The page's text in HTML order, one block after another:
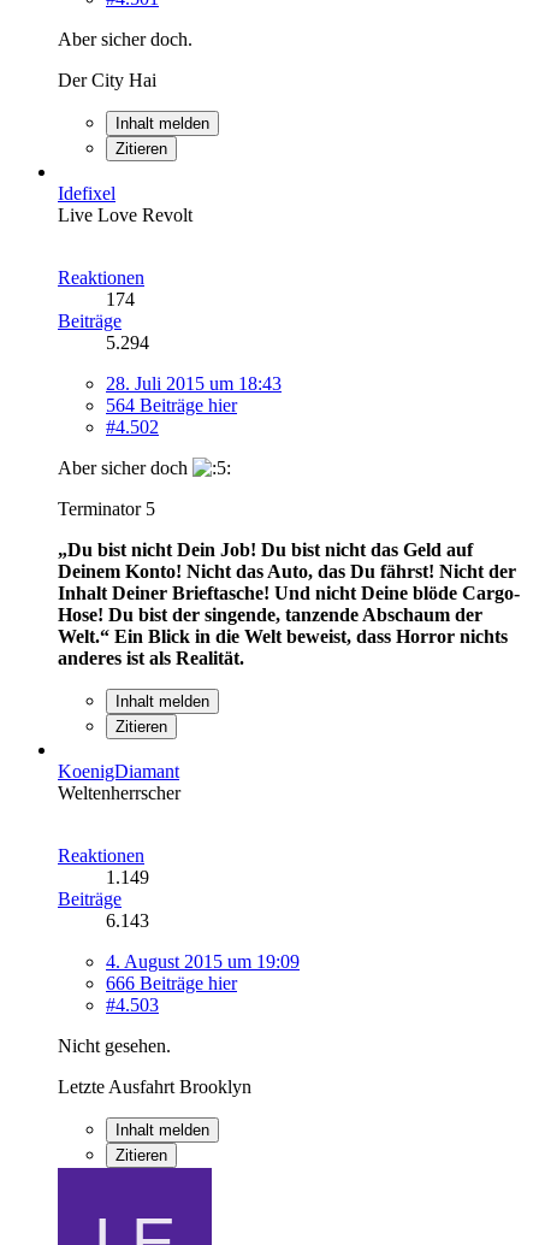
Aber sicher doch.
Der City Hai
Inhalt melden
Zitieren
Idefixel
Live Love Revolt
Reaktionen
174
Beiträge
5.294
28. Juli 2015 um 18:43
564 Beiträge hier
#4.502
Aber sicher doch
Terminator 5
„Du bist nicht Dein Job! Du bist nicht das Geld auf
Deinem Konto! Nicht das Auto, das Du fährst! Nicht der
Inhalt Deiner Brieftasche! Und nicht Deine blöde Cargo-
Hose! Du bist der singende, tanzende Abschaum der
Welt.“ Ein Blick in die Welt beweist, dass Horror nichts
anderes ist als Realität.
Inhalt melden
Zitieren
KoenigDiamant
Weltenherrscher
Reaktionen
1.149
Beiträge
6.143
4. August 2015 um 19:09
666 Beiträge hier
#4.503
Nicht gesehen.
Letzte Ausfahrt Brooklyn
Inhalt melden
Zitieren